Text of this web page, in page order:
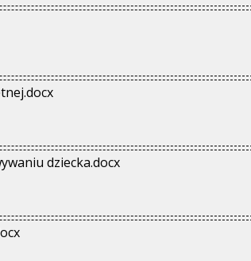
dziecka.docx